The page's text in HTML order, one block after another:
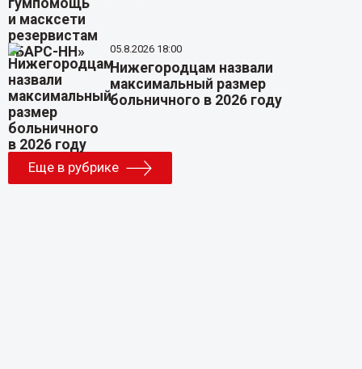
05.8.2026 18:00
Нижегородцам назвали
максимальный размер
больничного в 2026 году
Еще в рубрике